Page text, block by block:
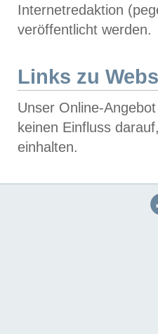
Internetredaktion
veröffentlicht werden.
Links zu
Unser Online-
keinen Einfluss
einhalten.